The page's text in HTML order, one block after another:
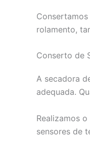
rolamento,
Conserto de
A secadora
adequada.
Realizamos
sensores de